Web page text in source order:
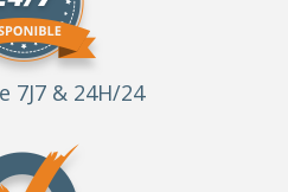
7J7 & 24H/24